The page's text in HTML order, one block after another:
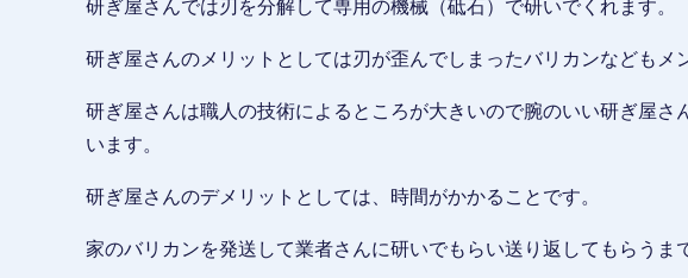
研ぎ屋さんでは刃を分解して専用の機械（砥石）で研いでくれます。
研ぎ屋さんのメリットとしては刃が歪んでしまったバリカンなどもメ
研ぎ屋さんは職人の技術によるところが大きいので腕のいい研ぎ屋さ
います。
研ぎ屋さんのデメリットとしては、時間がかかることです。
家のバリカンを発送して業者さんに研いでもらい送り返してもらうま